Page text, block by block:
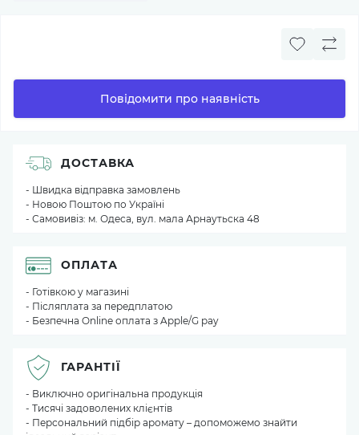
Повідомити про наявність
ДОСТАВКА
- Швидка відправка замовлень
- Новою Поштою по Україні
- Самовивіз: м. Одеса, вул. мала Арнаутьска 48
ОПЛАТА
- Готівкою у магазині
- Післяплата за передплатою
- Безпечна Online оплата з Apple/G pay
ГАРАНТІЇ
- Виключно оригінальна продукція
- Тисячі задоволених клієнтів
- Персональний підбір аромату – допоможемо знайти